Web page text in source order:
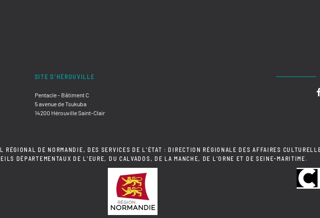
SITE D'HÉROUVILLE
Pentacle - Bâtiment C
5 avenue de Tsukuba
14200 Hérouville Saint-Clair
DE NORMANDIE, DES SERVICES DE L'ÉTAT : DIRECTION RÉGIONALE DES AFFAIRES
DÉPARTEMENTAUX DE L'EURE, DU CALVADOS, DE LA MANCHE, DE L'ORNE ET DE SEINE-MARITIME.